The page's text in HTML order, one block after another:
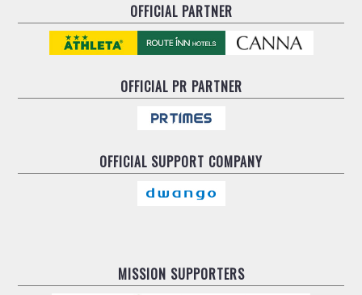
OFFICIAL PARTNER
OFFICIALPR PARTNER
OFFICIAL SUPPORT COMPANY
MISSION SUPPORTERS